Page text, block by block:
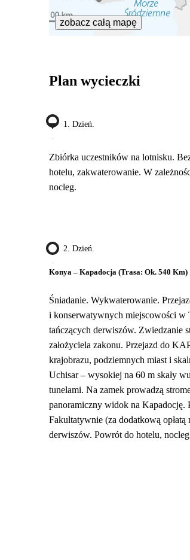
zobacz całą mapę
Plan wycieczki
1. Dzień.
Zbiórka uczestników na lotnisku.
hotelu, zakwaterowanie. W
nocleg.
2. Dzień.
Konya – Kapadocja (trasa: Ok. 540 Km)
Śniadanie. Wykwaterowanie.
i konserwatywnych miejscowości w
tańczących derwiszów. Zwiedzanie
założyciela zakonu. Przejazd do
krajobrazu, podziemnych miast i
Uchisar – wysokiej na 60 m skały
tunelami. Na zamek prowadzą
panoramiczny widok na Kapadocję.
Fakultatywnie (za dodatkową
derwiszów. Powrót do hotelu,